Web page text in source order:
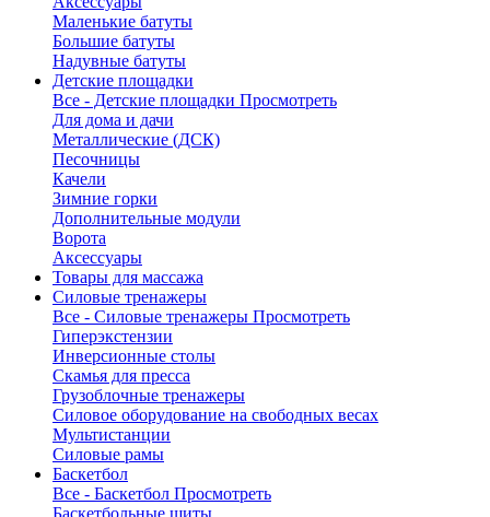
Маленькие батуты
Большие батуты
Надувные батуты
Детские площадки
Все - Детские площадки Просмотреть
Для дома и дачи
Металлические (ДСК)
Песочницы
Качели
Зимние горки
Дополнительные модули
Ворота
Аксессуары
Товары для массажа
Силовые тренажеры
Все - Силовые тренажеры Просмотреть
Гиперэкстензии
Инверсионные столы
Скамья для пресса
Грузоблочные тренажеры
Силовое оборудование на свободных весах
Мультистанции
Силовые рамы
Баскетбол
Все - Баскетбол Просмотреть
Баскетбольные щиты